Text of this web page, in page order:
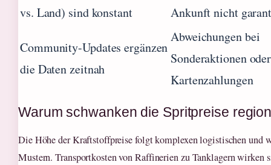
vs. Land) sind konstant
Ankunft nicht
Community-Updates ergänzen
die Daten zeitnah
Abweichungen bei
Sonderaktionen oder
Kartenzahlungen
Warum schwanken die Spritpreise
Die Höhe der Kraftstoffpreise folgt komplexen logistischen und
Mustern. Transportkosten von Raffinerien zu Tanklagern wirken